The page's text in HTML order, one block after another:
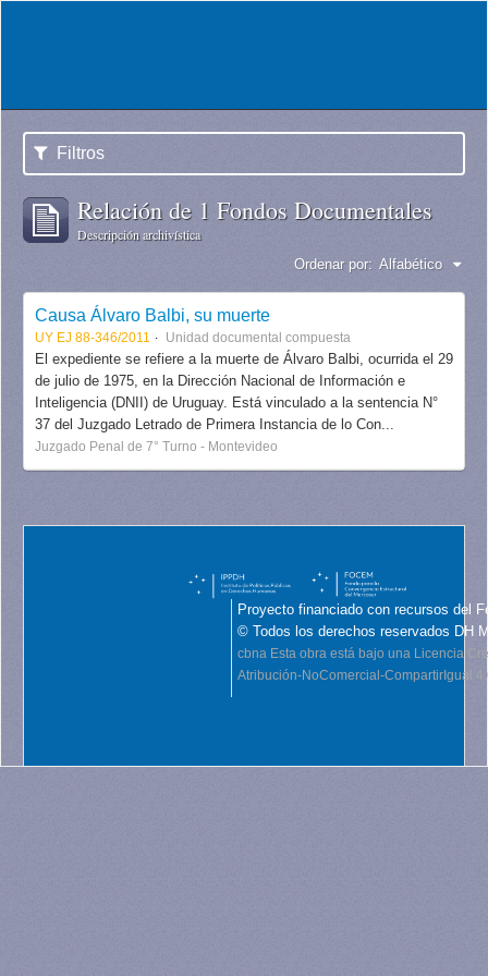
Filtros
Relación de 1 Fondos Documentales
Descripción archivística
Ordenar por: Alfabético
Causa Álvaro Balbi, su muerte
UY EJ 88-346/2011 Unidad documental compuesta
El expediente se refiere a la muerte de Álvaro Balbi, ocurrida el 29
de julio de 1975, en la Dirección Nacional de Información e
Inteligencia (DNII) de Uruguay. Está vinculado a la sentencia N°
37 del Juzgado Letrado de Primera Instancia de lo Con...
Juzgado Penal de 7° Turno - Montevideo
Proyecto financiado con recursos del
© Todos los derechos reservados DH
cbna Esta obra está bajo una Licencia
Atribución-NoComercial-CompartirIgual